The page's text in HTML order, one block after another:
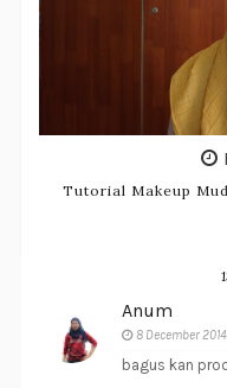
Tutorial Makeup
Anum
8 December
bagus kan